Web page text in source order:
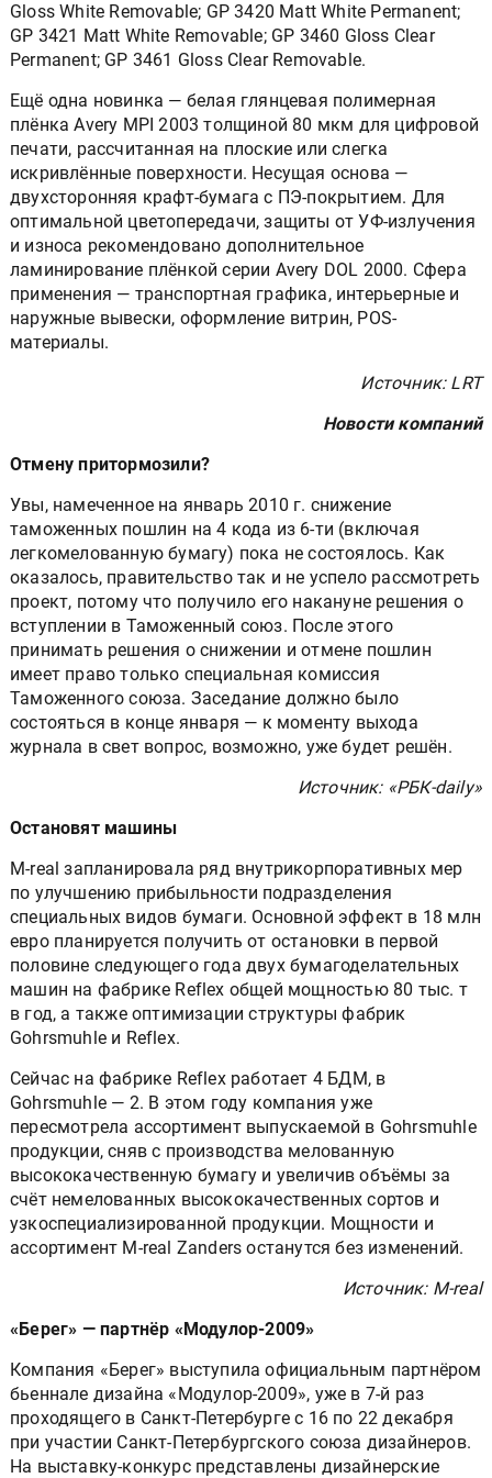
Gloss White Removable; GP 3420 Matt White Permanent;
GP 3421 Matt White Removable; GP 3460 Gloss Clear
Permanent; GP 3461 Gloss Clear Removable.
Ещё одна новинка — белая глянцевая полимерная
плёнка Avery MPI 2003 толщиной 80 мкм для цифровой
печати, рассчитанная на плоские или слегка
искривлённые поверхности. Несущая основа —
двухсторонняя крафт-бумага с ПЭ-покрытием. Для
оптимальной цветопередачи, защиты от УФ-излучения
и износа рекомендовано дополнительное
ламинирование плёнкой серии Avery DOL 2000. Сфера
применения — транспортная графика, интерьерные и
наружные вывески, оформление витрин, POS-
материалы.
Источник: LRT
Новости компаний
Отмену притормозили?
Увы, намеченное на январь 2010 г. снижение
таможенных пошлин на 4 кода из 6-ти (включая
легкомелованную бумагу) пока не состоялось. Как
оказалось, правительство так и не успело рассмотреть
проект, потому что получило его накануне решения о
вступлении в Таможенный союз. После этого
принимать решения о снижении и отмене пошлин
имеет право только специальная комиссия
Таможенного союза. Заседание должно было
состояться в конце января — к моменту выхода
журнала в свет вопрос, возможно, уже будет решён.
Источник: «РБК-daily»
Остановят машины
M-real запланировала ряд внутрикорпоративных мер
по улучшению прибыльности подразделения
специальных видов бумаги. Основной эффект в 18 млн
евро планируется получить от остановки в первой
половине следующего года двух бумагоделательных
машин на фабрике Reflex общей мощностью 80 тыс. т
в год, а также оптимизации структуры фабрик
Gohrsmuhle и Reflex.
Сейчас на фабрике Reflex работает 4 БДМ, в
Gohrsmuhle — 2. В этом году компания уже
пересмотрела ассортимент выпускаемой в Gohrsmuhle
продукции, сняв с производства мелованную
высококачественную бумагу и увеличив объёмы за
счёт немелованных высококачественных сортов и
узкоспециализированной продукции. Мощности и
ассортимент M-real Zanders останутся без изменений.
Источник: M-real
«Берег» — партнёр «Модулор-2009»
Компания «Берег» выступила официальным партнёром
бьеннале дизайна «Модулор-2009», уже в 7-й раз
проходящего в Санкт-Петербурге с 16 по 22 декабря
при участии Санкт-Петербургского союза дизайнеров.
На выставку-конкурс представлены дизайнерские